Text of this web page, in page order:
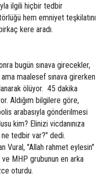
ilgili hiçbir tedbir
hem emniyet teşkilatını
kere aradı.
bugün sınava girecekler,
maalesef sınava girerken
ölüyor. 45 dakika
Aldığım bilgilere göre,
arabasıyla gönderilmesi
kim? Elinizi vicdanınıza
ne tedbir var?" dedi.
Vural, "Allah rahmet eylesin"
MHP grubunun en arka
oturdu.